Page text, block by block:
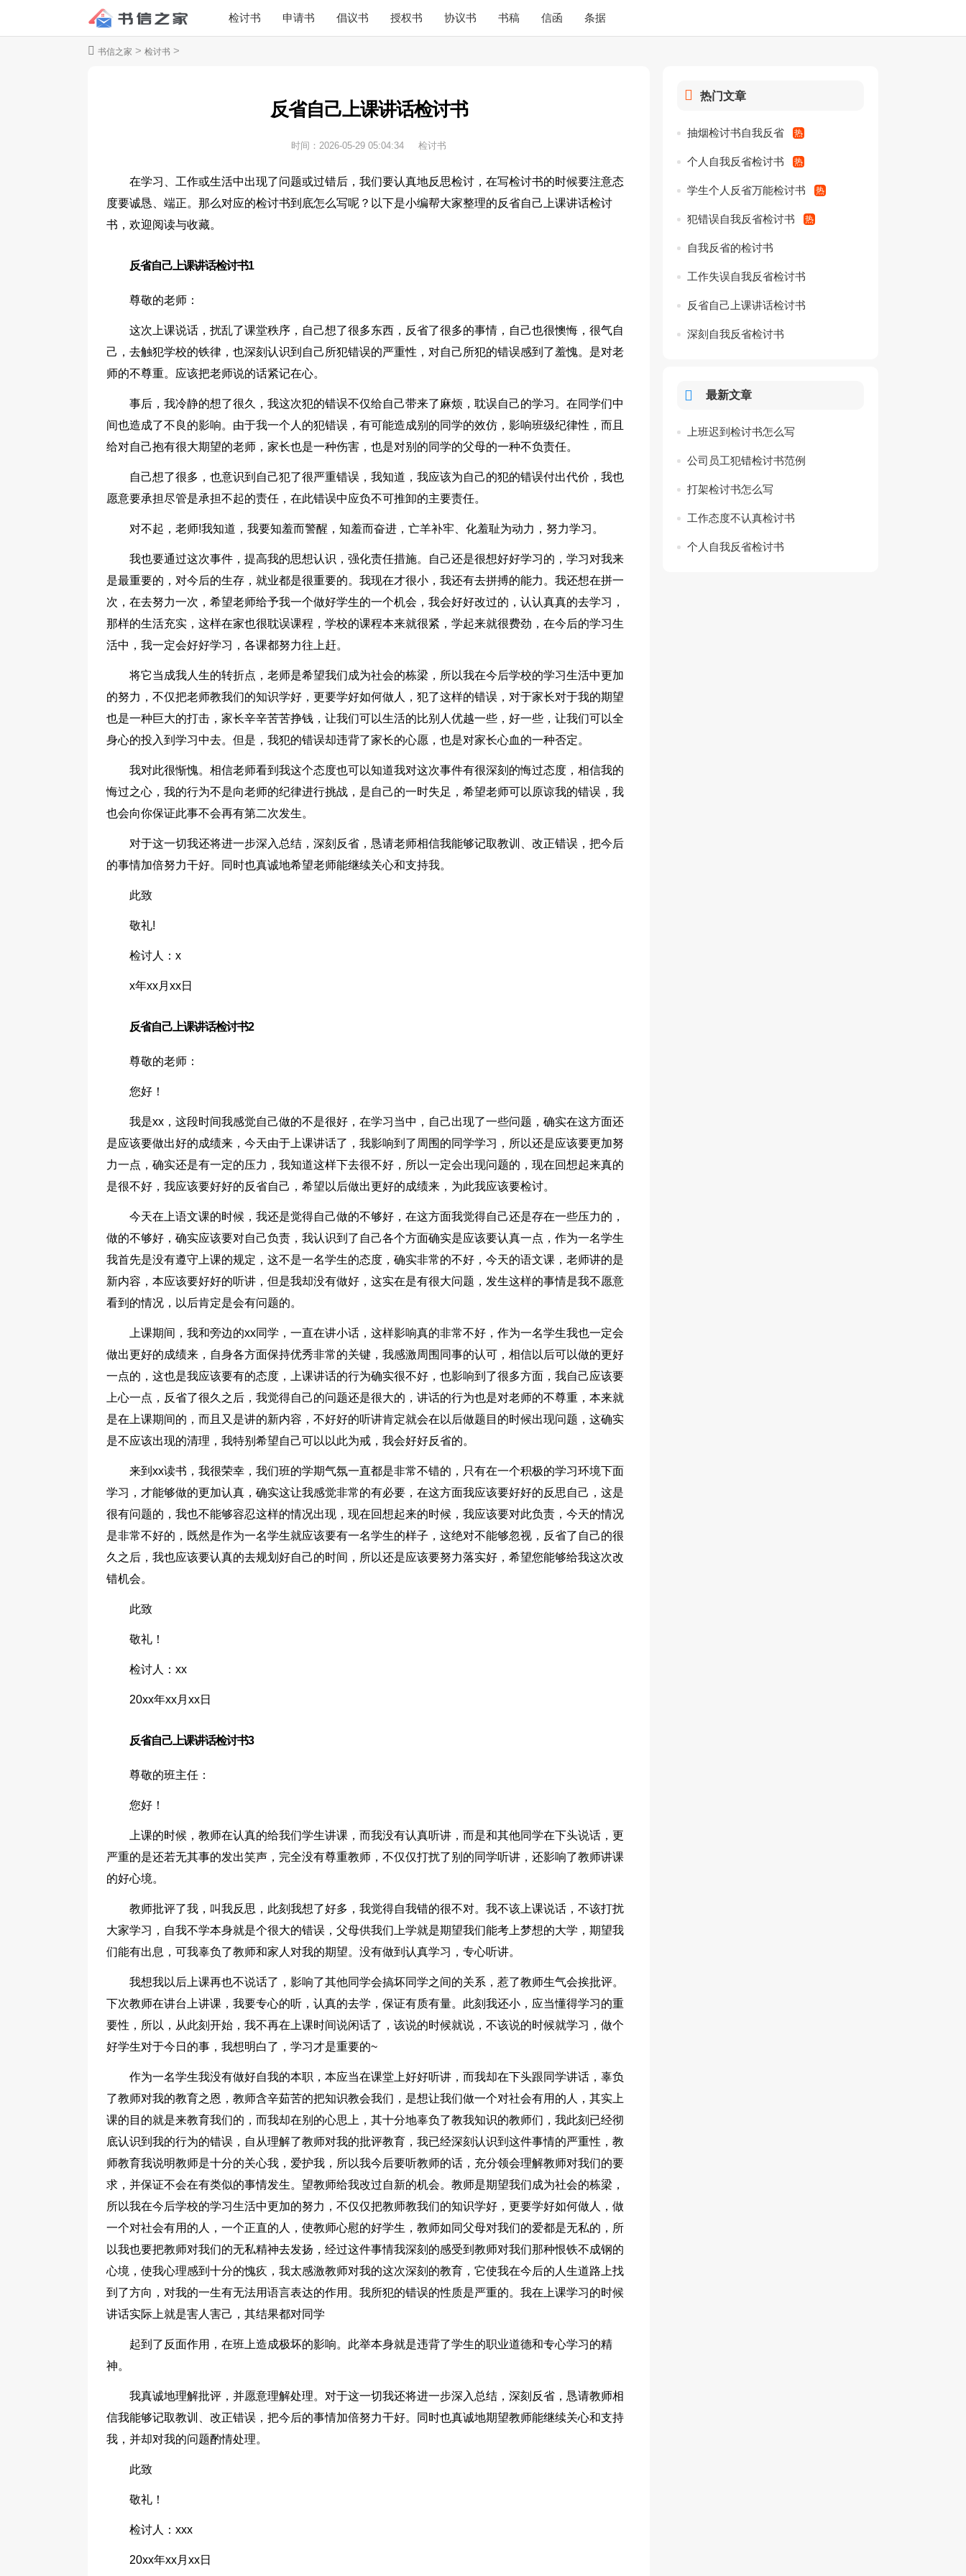
检讨书 申请书 倡议书 授权书 协议书 书稿 信函 条据
书信之家 > 检讨书 >
反省自己上课讲话检讨书
时间： 2026-05-29 05:04:34 检讨书
在学习、工作或生活中出现了问题或过错后，我们要认真地反思检讨，在写检讨书的时候要注意态
度要诚恳、端正。那么对应的检讨书到底怎么写呢？以下是小编帮大家整理的反省自己上课讲话检讨
书，欢迎阅读与收藏。
反省自己上课讲话检讨书1
尊敬的老师：
这次上课说话，扰乱了课堂秩序，自己想了很多东西，反省了很多的事情，自己也很懊悔，很气自
己，去触犯学校的铁律，也深刻认识到自己所犯错误的严重性，对自己所犯的错误感到了羞愧。是对老
师的不尊重。应该把老师说的话紧记在心。
事后，我冷静的想了很久，我这次犯的错误不仅给自己带来了麻烦，耽误自己的学习。在同学们中
间也造成了不良的影响。由于我一个人的犯错误，有可能造成别的同学的效仿，影响班级纪律性，而且
给对自己抱有很大期望的老师，家长也是一种伤害，也是对别的同学的父母的一种不负责任。
自己想了很多，也意识到自己犯了很严重错误，我知道，我应该为自己的犯的错误付出代价，我也
愿意要承担尽管是承担不起的责任，在此错误中应负不可推卸的主要责任。
对不起，老师!我知道，我要知羞而警醒，知羞而奋进，亡羊补牢、化羞耻为动力，努力学习。
我也要通过这次事件，提高我的思想认识，强化责任措施。自己还是很想好好学习的，学习对我来
是最重要的，对今后的生存，就业都是很重要的。我现在才很小，我还有去拼搏的能力。我还想在拼一
次，在去努力一次，希望老师给予我一个做好学生的一个机会，我会好好改过的，认认真真的去学习，
那样的生活充实，这样在家也很耽误课程，学校的课程本来就很紧，学起来就很费劲，在今后的学习生
活中，我一定会好好学习，各课都努力往上赶。
将它当成我人生的转折点，老师是希望我们成为社会的栋梁，所以我在今后学校的学习生活中更加
的努力，不仅把老师教我们的知识学好，更要学好如何做人，犯了这样的错误，对于家长对于我的期望
也是一种巨大的打击，家长辛辛苦苦挣钱，让我们可以生活的比别人优越一些，好一些，让我们可以全
身心的投入到学习中去。但是，我犯的错误却违背了家长的心愿，也是对家长心血的一种否定。
我对此很惭愧。相信老师看到我这个态度也可以知道我对这次事件有很深刻的悔过态度，相信我的
悔过之心，我的行为不是向老师的纪律进行挑战，是自己的一时失足，希望老师可以原谅我的错误，我
也会向你保证此事不会再有第二次发生。
对于这一切我还将进一步深入总结，深刻反省，恳请老师相信我能够记取教训、改正错误，把今后
的事情加倍努力干好。同时也真诚地希望老师能继续关心和支持我。
此致
敬礼!
检讨人：x
x年xx月xx日
反省自己上课讲话检讨书2
尊敬的老师：
您好！
我是xx，这段时间我感觉自己做的不是很好，在学习当中，自己出现了一些问题，确实在这方面还
是应该要做出好的成绩来，今天由于上课讲话了，我影响到了周围的同学学习，所以还是应该要更加努
力一点，确实还是有一定的压力，我知道这样下去很不好，所以一定会出现问题的，现在回想起来真的
是很不好，我应该要好好的反省自己，希望以后做出更好的成绩来，为此我应该要检讨。
今天在上语文课的时候，我还是觉得自己做的不够好，在这方面我觉得自己还是存在一些压力的，
做的不够好，确实应该要对自己负责，我认识到了自己各个方面确实是应该要认真一点，作为一名学生
我首先是没有遵守上课的规定，这不是一名学生的态度，确实非常的不好，今天的语文课，老师讲的是
新内容，本应该要好好的听讲，但是我却没有做好，这实在是有很大问题，发生这样的事情是我不愿意
看到的情况，以后肯定是会有问题的。
上课期间，我和旁边的xx同学，一直在讲小话，这样影响真的非常不好，作为一名学生我也一定会
做出更好的成绩来，自身各方面保持优秀非常的关键，我感激周围同事的认可，相信以后可以做的更好
一点的，这也是我应该要有的态度，上课讲话的行为确实很不好，也影响到了很多方面，我自己应该要
上心一点，反省了很久之后，我觉得自己的问题还是很大的，讲话的行为也是对老师的不尊重，本来就
是在上课期间的，而且又是讲的新内容，不好好的听讲肯定就会在以后做题目的时候出现问题，这确实
是不应该出现的清理，我特别希望自己可以以此为戒，我会好好反省的。
来到xx读书，我很荣幸，我们班的学期气氛一直都是非常不错的，只有在一个积极的学习环境下面
学习，才能够做的更加认真，确实这让我感觉非常的有必要，在这方面我应该要好好的反思自己，这是
很有问题的，我也不能够容忍这样的情况出现，现在回想起来的时候，我应该要对此负责，今天的情况
是非常不好的，既然是作为一名学生就应该要有一名学生的样子，这绝对不能够忽视，反省了自己的很
久之后，我也应该要认真的去规划好自己的时间，所以还是应该要努力落实好，希望您能够给我这次改
错机会。
此致
敬礼！
检讨人：xx
20xx年xx月xx日
反省自己上课讲话检讨书3
尊敬的班主任：
您好！
上课的时候，教师在认真的给我们学生讲课，而我没有认真听讲，而是和其他同学在下头说话，更
严重的是还若无其事的发出笑声，完全没有尊重教师，不仅仅打扰了别的同学听讲，还影响了教师讲课
的好心境。
教师批评了我，叫我反思，此刻我想了好多，我觉得自我错的很不对。我不该上课说话，不该打扰
大家学习，自我不学本身就是个很大的错误，父母供我们上学就是期望我们能考上梦想的大学，期望我
们能有出息，可我辜负了教师和家人对我的期望。没有做到认真学习，专心听讲。
我想我以后上课再也不说话了，影响了其他同学会搞坏同学之间的关系，惹了教师生气会挨批评。
下次教师在讲台上讲课，我要专心的听，认真的去学，保证有质有量。此刻我还小，应当懂得学习的重
要性，所以，从此刻开始，我不再在上课时间说闲话了，该说的时候就说，不该说的时候就学习，做个
好学生对于今日的事，我想明白了，学习才是重要的~
作为一名学生我没有做好自我的本职，本应当在课堂上好好听讲，而我却在下头跟同学讲话，辜负
了教师对我的教育之恩，教师含辛茹苦的把知识教会我们，是想让我们做一个对社会有用的人，其实上
课的目的就是来教育我们的，而我却在别的心思上，其十分地辜负了教我知识的教师们，我此刻已经彻
底认识到我的行为的错误，自从理解了教师对我的批评教育，我已经深刻认识到这件事情的严重性，教
师教育我说明教师是十分的关心我，爱护我，所以我今后要听教师的话，充分领会理解教师对我们的要
求，并保证不会在有类似的事情发生。望教师给我改过自新的机会。教师是期望我们成为社会的栋梁，
所以我在今后学校的学习生活中更加的努力，不仅仅把教师教我们的知识学好，更要学好如何做人，做
一个对社会有用的人，一个正直的人，使教师心慰的好学生，教师如同父母对我们的爱都是无私的，所
以我也要把教师对我们的无私精神去发扬，经过这件事情我深刻的感受到教师对我们那种恨铁不成钢的
心境，使我心理感到十分的愧疚，我太感激教师对我的这次深刻的教育，它使我在今后的人生道路上找
到了方向，对我的一生有无法用语言表达的作用。我所犯的错误的性质是严重的。我在上课学习的时候
讲话实际上就是害人害己，其结果都对同学
起到了反面作用，在班上造成极坏的影响。此举本身就是违背了学生的职业道德和专心学习的精
神。
我真诚地理解批评，并愿意理解处理。对于这一切我还将进一步深入总结，深刻反省，恳请教师相
信我能够记取教训、改正错误，把今后的事情加倍努力干好。同时也真诚地期望教师能继续关心和支持
我，并却对我的问题酌情处理。
此致
敬礼！
检讨人：xxx
20xx年xx月xx日
热门文章
抽烟检讨书自我反省
个人自我反省检讨书
学生个人反省万能检讨书
犯错误自我反省检讨书
自我反省的检讨书
工作失误自我反省检讨书
反省自己上课讲话检讨书
深刻自我反省检讨书
最新文章
上班迟到检讨书怎么写
公司员工犯错检讨书范例
打架检讨书怎么写
工作态度不认真检讨书
个人自我反省检讨书